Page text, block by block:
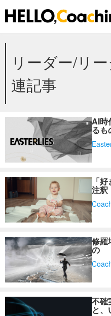
content
リーダー/リ
連記事
AI時
るも
「
注釈
修羅
の
不確
と